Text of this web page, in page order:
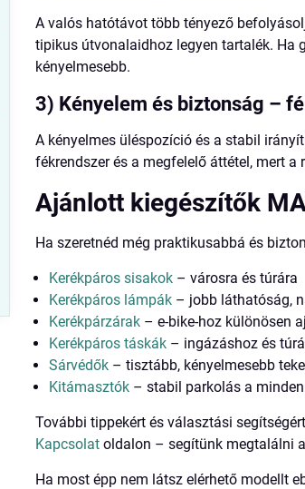
A valós hatótávot több tényező
tipikus útvonalaidhoz legyen tartalék. Ha
kényelmesebb.
3) Kényelem és biztonság –
A kényelmes üléspozíció és a stabil
fékrendszer és a megfelelő áttétel, mert
Ajánlott kiegészítők
Ha szeretnéd még praktikusabbá és
Kerékpáros sisakok – városra és túrára
Kerékpáros lámpák – jobb láthatóság,
Kerékpárzárak – e-bike-hoz különösen
Kerékpáros táskák – ingázáshoz és
Sárvédők – tisztább, kényelmesebb
Kitámasztók – stabil parkolás a
További tippekért és választási
Kapcsolat oldalon – segítünk megtalálni
Ha most épp nem látsz elérhető modellt